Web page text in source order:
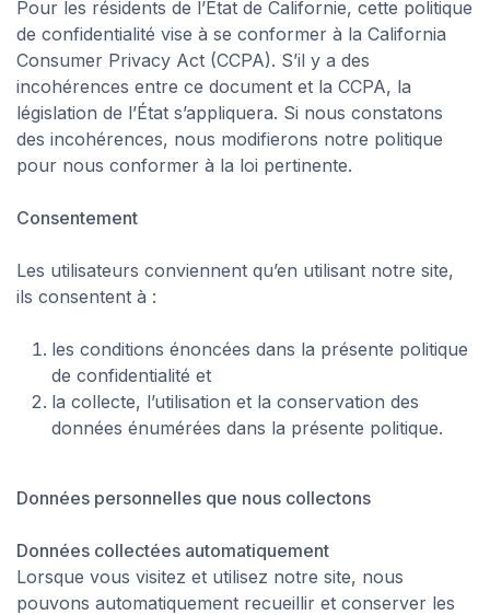
Pour les résidents de l’État de Californie, cette politique
de confidentialité vise à se conformer à la California
Consumer Privacy Act (CCPA). S’il y a des
incohérences entre ce document et la CCPA, la
législation de l’État s’appliquera. Si nous constatons
des incohérences, nous modifierons notre politique
pour nous conformer à la loi pertinente.
Consentement
Les utilisateurs conviennent qu’en utilisant notre site,
ils consentent à :
les conditions énoncées dans la présente politique
de confidentialité et
la collecte, l’utilisation et la conservation des
données énumérées dans la présente politique.
Données personnelles que nous collectons
Données collectées automatiquement
Lorsque vous visitez et utilisez notre site, nous
pouvons automatiquement recueillir et conserver les